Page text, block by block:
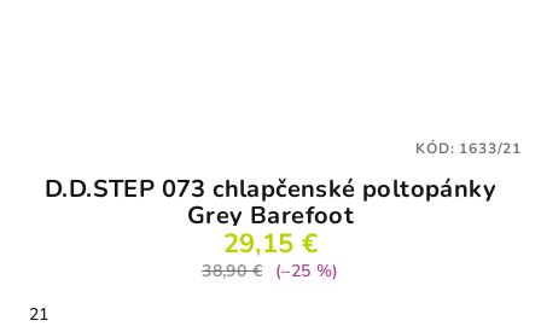
D.D.STEP 073 chlapčenské poltopánky
Grey Barefoot
29,15 €
38,90 €
(–25 %)
21
KÓD: 1633/21